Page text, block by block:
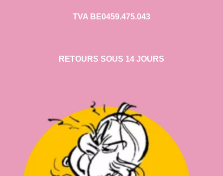
TVA BE0459.475.043
RETOURS SOUS 14 JOURS